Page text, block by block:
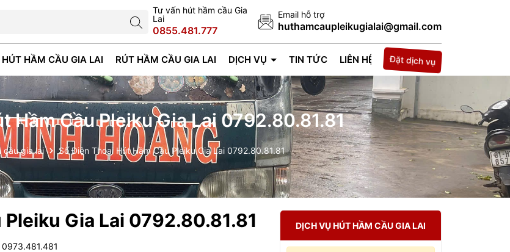
Tư vấn hút hầm cầu Gia
Lai
0855.481.777
Email hỗ trợ
huthamcaupleikugialai@gmail.com
HÚT HẦM CẦU GIA LAI RÚT HẦM CẦU GIA LAI DỊCH VỤ TIN TỨC LIÊN HỆ Đặt dịch vụ
Hầm Cầu Pleiku Gia Lai 0792.80.81.81
cầu gia lai Số Điện Thoại Hút Hầm Cầu Pleiku Gia Lai 0792.80.81.81
Gia Lai 0792.80.81.81
0973.481.481
DỊCH VỤ HÚT HẦM CẦU GIA LAI